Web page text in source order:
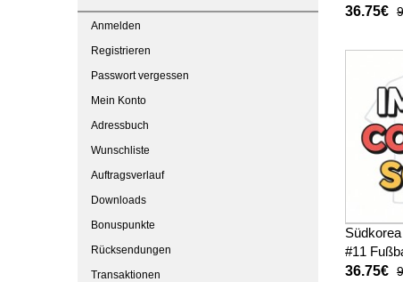
Anmelden
Registrieren
Passwort vergessen
Mein Konto
Adressbuch
Wunschliste
Auftragsverlauf
Downloads
Bonuspunkte
Rücksendungen
Transaktionen
Kurzarm
36.75€
#11
36.75€